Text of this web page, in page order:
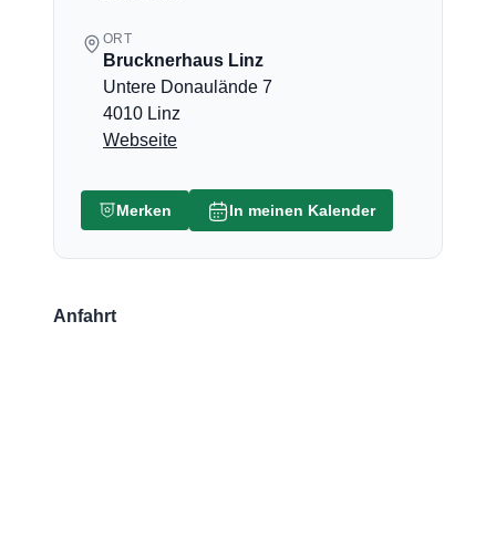
ORT
Brucknerhaus Linz
Untere Donaulände 7
4010 Linz
Webseite
Merken In meinen Kalender
Anfahrt